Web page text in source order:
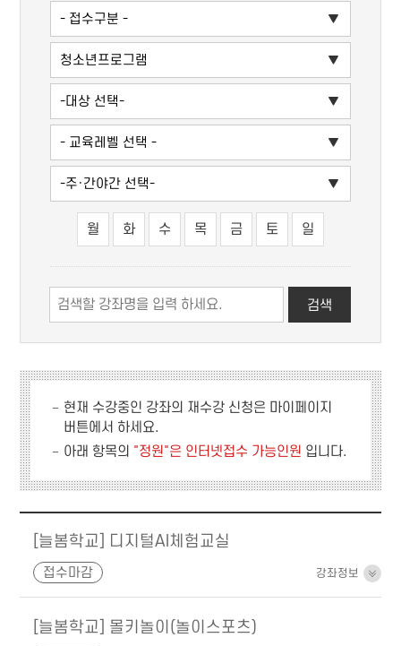
월 화 수 목 금 토 일
현재 수강중인 강좌의 재수강 신청은 마이페이지
버튼에서 하세요.
아래 항목의 "정원"은 인터넷접수 가능인원 입니다.
[늘봄학교] 디지털AI체험교실
접수마감 강좌정보
[늘봄학교] 몰키놀이(놀이스포츠)